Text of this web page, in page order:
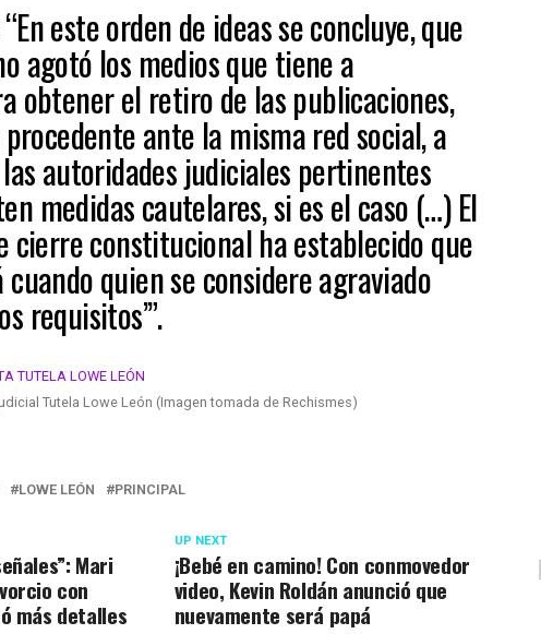
este orden de ideas se concluye, que
agotó los medios que tiene a
obtener el retiro de las publicaciones,
ante la misma red social, a
autoridades judiciales pertinentes
medidas cautelares, si es el caso (…) El
constitucional ha establecido que
cuando quien se considere agraviado
requisitos’”.
Tutela Lowe León (Imagen tomada de Rechismes)
LOWE LEÓN PRINCIPAL
UP NEXT
¡Bebé en camino! Con conmovedor
video, Kevin Roldán anunció que
nuevamente será papá
Mari
con
más detalles